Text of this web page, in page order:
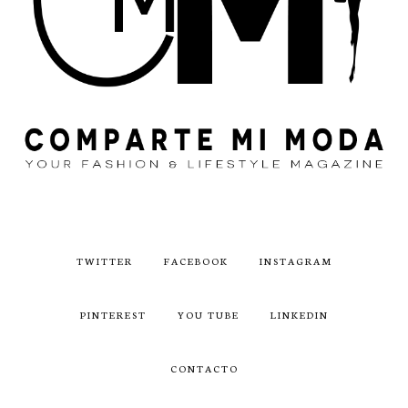
TWITTER FACEBOOK INSTAGRAM
PINTEREST YOU TUBE LINKEDIN
CONTACTO